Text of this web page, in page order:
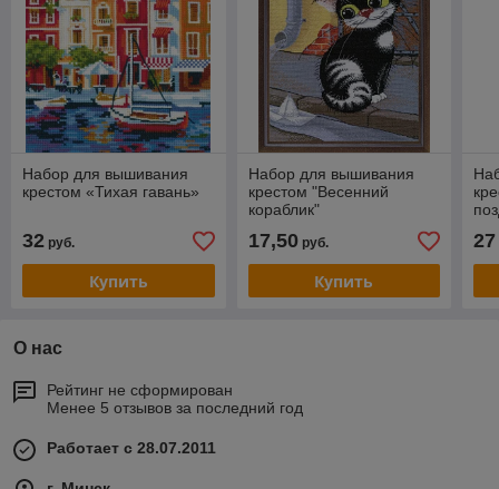
Набор для вышивания
крестом «Тихая гавань»
32 руб.
Купить
Набор для вышивания
крестом "Весенний
кораблик"
17,50руб.
Купить
27
О нас
Рейтинг не сформирован
Менее 5 отзывов за последний год
Работает с 28.07.2011